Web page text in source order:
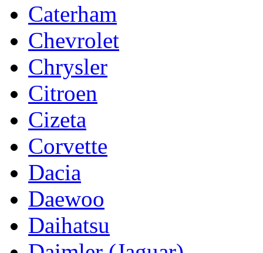
Caterham
Chevrolet
Chrysler
Citroen
Cizeta
Corvette
Dacia
Daewoo
Daihatsu